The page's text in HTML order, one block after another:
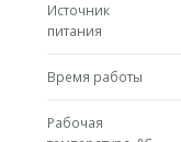
Источник
питания
Время работы
Рабочая